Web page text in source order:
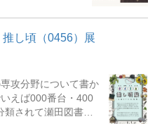
1日（金）～9月
...
ブラリーアドバ
サポートをする
、おすすめ本等
たり幅広い業務
）展示場所：瀬田
ドカウンター
ック』『ミッショ
。旅の孤独と人
代表作です。牧
ていて、孤独の
考えていたよう
歌を詠むとい
にした短歌が多
の心を打ち今も
推し頃（0456）展
攻分野について書か
えば000番台・400
されて瀬田図書館